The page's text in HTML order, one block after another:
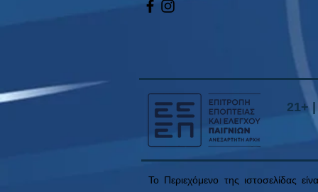
21+
Το Περιεχόμενο της ιστοσελίδας